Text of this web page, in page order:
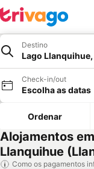
Destino
Lago
Check-in/out
Escolha as datas
Ordenar
Alojamentos
Llanquihue
Como os pagamentos